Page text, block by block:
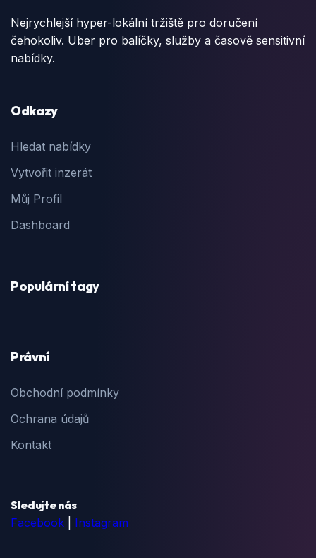
Nejrychlejší hyper-lokální tržiště pro doručení
čehokoliv. Uber pro balíčky, služby a časově sensitivní
nabídky.
Odkazy
Hledat nabídky
Vytvořit inzerát
Můj Profil
Dashboard
Populární tagy
Právní
Obchodní podmínky
Ochrana údajů
Kontakt
Sledujte nás
Facebook
Instagram